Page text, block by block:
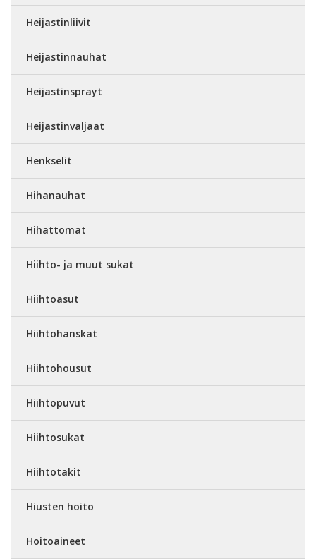
Heijastinliivit
Heijastinnauhat
Heijastinsprayt
Heijastinvaljaat
Henkselit
Hihanauhat
Hihattomat
Hiihto- ja muut sukat
Hiihtoasut
Hiihtohanskat
Hiihtohousut
Hiihtopuvut
Hiihtosukat
Hiihtotakit
Hiusten hoito
Hoitoaineet